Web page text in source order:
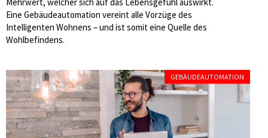
Eine Gebäudeautomation vereint alle Vorzüge des
Intelligenten Wohnens – und ist somit eine Quelle des
Wohlbefindens.
GEBÄUDEAUTOMATION